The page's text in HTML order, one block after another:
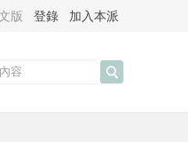
版 登錄 加入本派